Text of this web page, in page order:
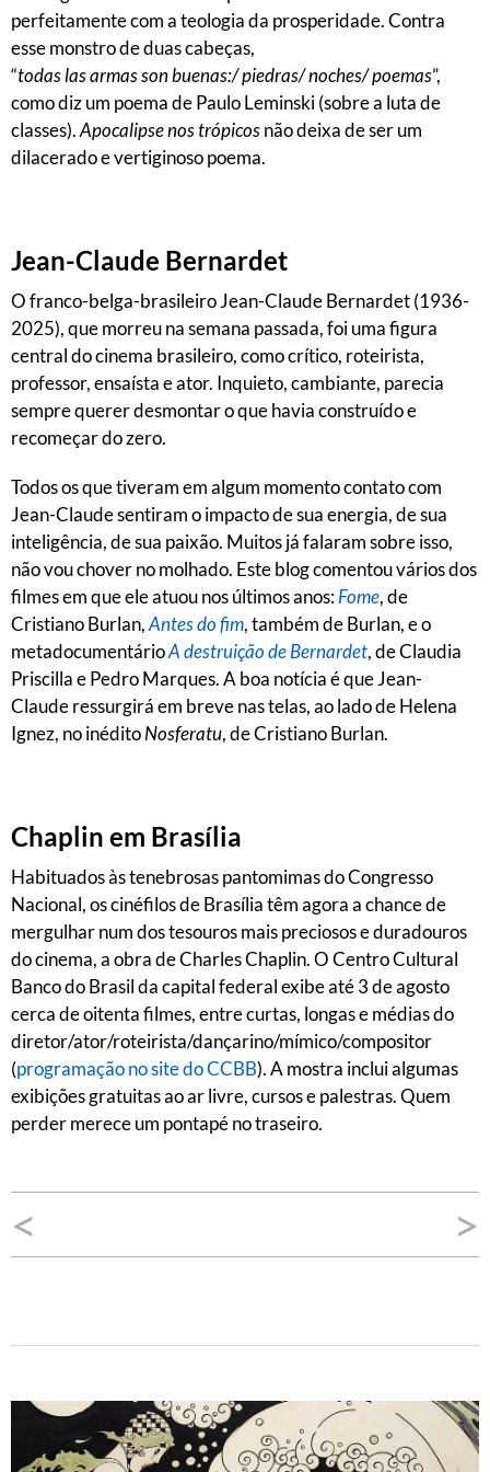
perfeitamente com a teologia da prosperidade. Contra
esse monstro de duas cabeças,
“todaslasarmassonbuenas:/ piedras/ noches/ poemas”,
como diz um poema de Paulo Leminski (sobre a luta de
classes).Apocalipse nos trópicosnão deixa de ser um
dilacerado e vertiginoso poema.
Jean-Claude Bernardet
O franco-belga-brasileiro Jean-Claude Bernardet (1936-
2025), que morreu na semana passada, foi uma figura
central do cinema brasileiro, como crítico, roteirista,
professor, ensaísta e ator. Inquieto, cambiante, parecia
sempre querer desmontar o que havia construído e
recomeçar do zero.
Todos os que tiveram em algum momento contato com
Jean-Claude sentiram o impacto de sua energia, de sua
inteligência, de sua paixão. Muitos já falaram sobre isso,
não vou chover no molhado. Este blog comentou vários dos
filmes em que ele atuou nos últimos anos:Fome, de
Cristiano Burlan,Antes do fim, também de Burlan, e o
metadocumentárioA destruição de Bernardet, de Claudia
Priscilla e Pedro Marques. A boa notícia é que Jean-
Claude ressurgirá em breve nas telas, ao lado de Helena
Ignez, no inéditoNosferatu, de Cristiano Burlan.
Chaplin em Brasília
Habituados às tenebrosas pantomimas do Congresso
Nacional, os cinéfilos de Brasília têm agora a chance de
mergulhar num dos tesouros mais preciosos e duradouros
do cinema, a obra de Charles Chaplin. O Centro Cultural
Banco do Brasil da capital federal exibe até 3 de agosto
cerca de oitenta filmes, entre curtas, longas e médias do
diretor/ator/roteirista/dançarino/mímico/compositor
(programação no site do CCBB). A mostra inclui algumas
exibições gratuitas ao ar livre, cursos e palestras. Quem
perder merece um pontapé no traseiro.
Navegação
de
< >